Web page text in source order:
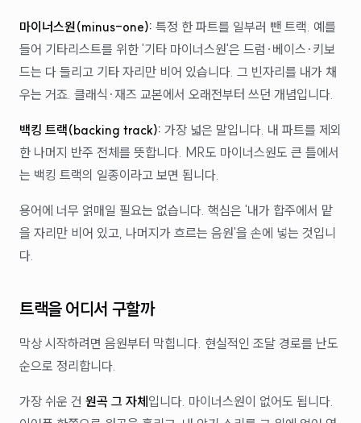
마이너스원(minus-one): 특정 한 파트를 일부러 뺀 트랙. 예를
들어 기타리스트를 위한 '기타 마이너스원'은 드럼·베이스·키보
드는 다 들리고 기타 자리만 비어 있습니다. 그 빈자리를 내가 채
우는 거죠. 클래식·재즈 교본에서 오래전부터 쓰던 개념입니다.
백킹 트랙(backing track): 가장 넓은 말입니다. 내 파트를 제외
한 나머지 반주 전체를 뜻합니다. MR도 마이너스원도 큰 틀에서
는 백킹 트랙의 일종이라고 보면 됩니다.
용어에 너무 얽매일 필요는 없습니다. 핵심은 '내가 합주에서 맡
을 자리만 비어 있고, 나머지가 흐르는 음원'을 손에 넣는 것입니
다.
트랙을 어디서 구할까
막상 시작하려면 음원부터 막힙니다. 현실적인 조달 경로를 난도
순으로 정리합니다.
가장 쉬운 건 원곡 그 자체입니다. 마이너스원이 없어도 됩니다.